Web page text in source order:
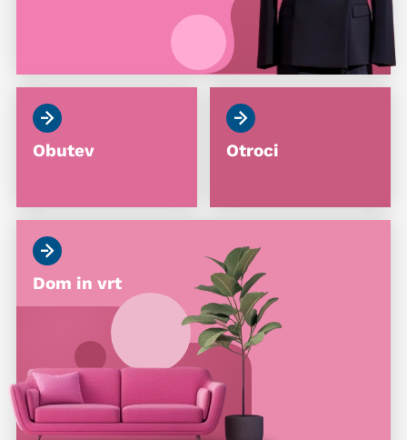
Obutev Otroci
Dom in vrt